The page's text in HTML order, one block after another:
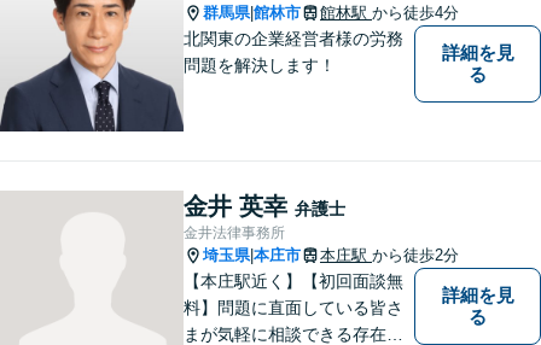
群馬県|館林市 館林駅 から徒歩4分
北関東の企業経営者様の労務
問題を解決します！
詳細を見
る
金井 英幸 弁護士
金井法律事務所
埼玉県|本庄市 本庄駅 から徒歩2分
【本庄駅近く】【初回面談無
料】問題に直面している皆さ
まが気軽に相談できる存在に
詳細を見
る